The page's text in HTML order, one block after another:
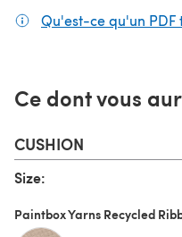
Qu'est-ce qu'un
Ce dont vous
CUSHION
Size:
Paintbox Yarns Recycled